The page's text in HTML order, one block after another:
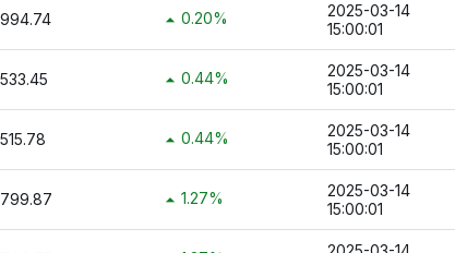
Altın Kaç TL ?
TL ?
0.20%
2025-03-14
15:00:01
0.44%
2025-03-14
15:00:01
0.44%
2025-03-14
15:00:01
1.27%
2025-03-14
15:00:01